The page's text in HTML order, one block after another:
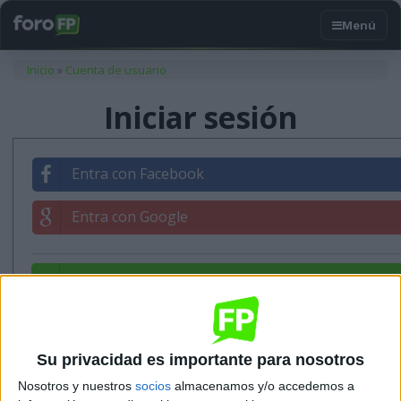
Su privacidad es importante para nosotros
Nosotros y nuestros socios almacenamos y/o accedemos a
Usted está aquí
Inicio » Cuenta de usuario
Iniciar sesión
Entra con Facebook
Entra con Google
Entrar con tu correo